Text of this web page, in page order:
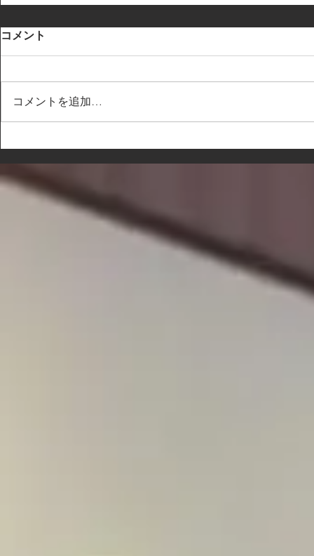
コメント
コメントを追加…